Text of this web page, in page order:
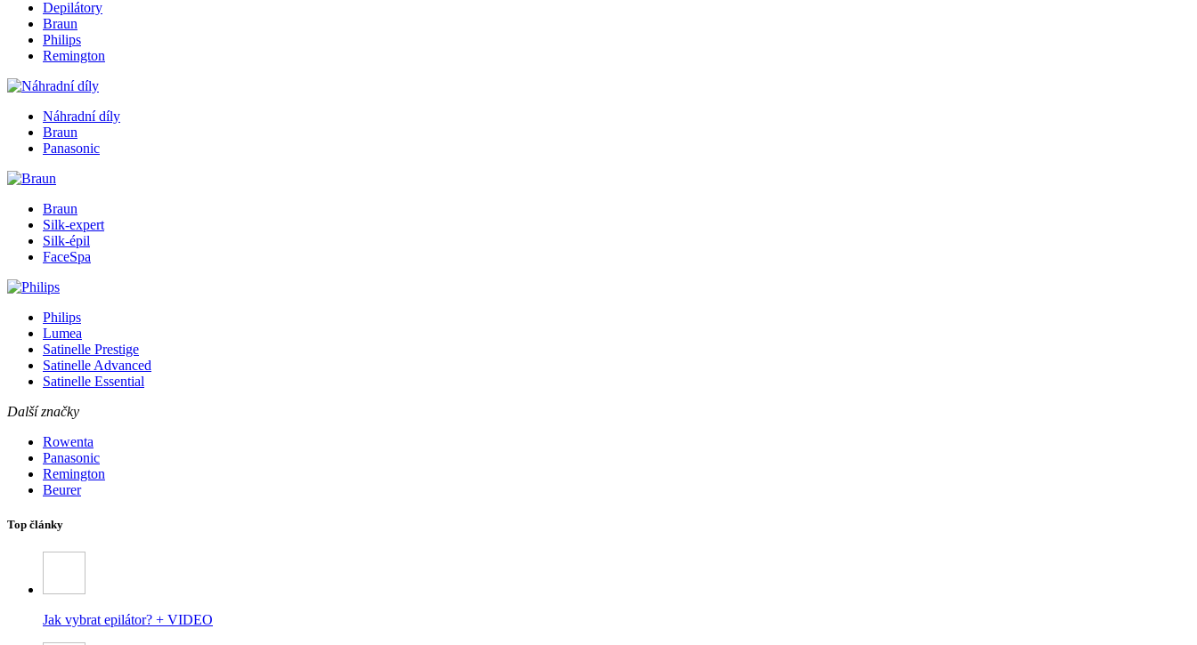
Depilátory
Braun
Philips
Remington
Náhradní díly
Braun
Panasonic
Braun
Silk-expert
Silk-épil
FaceSpa
Philips
Lumea
Satinelle Prestige
Satinelle Advanced
Satinelle Essential
Další značky
Rowenta
Panasonic
Remington
Beurer
Top články
Jak vybrat epilátor? + VIDEO